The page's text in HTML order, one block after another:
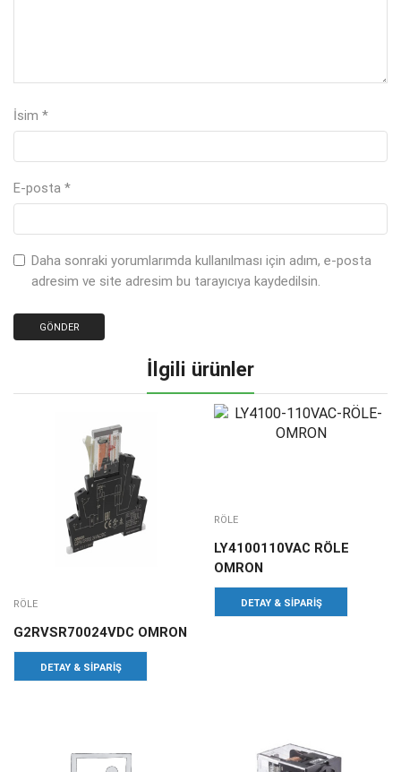
İsim *
E-posta *
Daha sonraki yorumlarımda kullanılması için adım, e-posta
adresim ve site adresim bu tarayıcıya kaydedilsin.
İlgili ürünler
RÖLE
G2RVSR70024VDC OMRON
DETAY & SIPARIŞ
RÖLE
LY4100110VAC RÖLE
OMRON
DETAY & SIPARIŞ